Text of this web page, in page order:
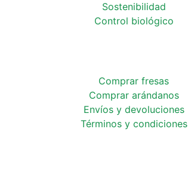
Sostenibilidad
Control biológico
Comprar fresas
Comprar arándanos
Envíos y devoluciones
Términos y condiciones